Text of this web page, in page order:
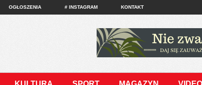
OGŁOSZENIA # INSTAGRAM KONTAKT